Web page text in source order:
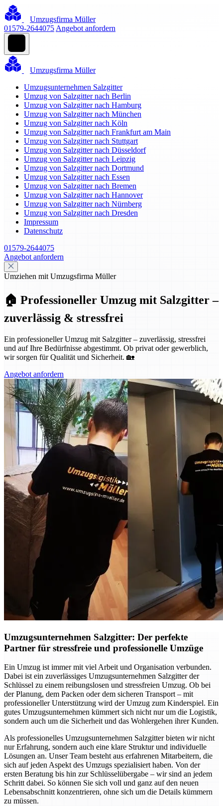
Umzugsfirma Müller
01579-2644075 Angebot anfordern
Umzugsfirma Müller
Umzugsunternehmen Salzgitter
Umzug von Salzgitter nach Berlin
Umzug von Salzgitter nach Hamburg
Umzug von Salzgitter nach München
Umzug von Salzgitter nach Köln
Umzug von Salzgitter nach Frankfurt am Main
Umzug von Salzgitter nach Stuttgart
Umzug von Salzgitter nach Düsseldorf
Umzug von Salzgitter nach Leipzig
Umzug von Salzgitter nach Dortmund
Umzug von Salzgitter nach Essen
Umzug von Salzgitter nach Bremen
Umzug von Salzgitter nach Hannover
Umzug von Salzgitter nach Nürnberg
Umzug von Salzgitter nach Dresden
Impressum
Datenschutz
01579-2644075
Angebot anfordern
Umziehen mit Umzugsfirma Müller
🏠 Professioneller Umzug mit Salzgitter –
zuverlässig & stressfrei
Ein professioneller Umzug mit Salzgitter – zuverlässig, stressfrei
und auf Ihre Bedürfnisse abgestimmt. Ob privat oder gewerblich,
wir sorgen für Qualität und Sicherheit. 🏡
Angebot anfordern
Umzugsunternehmen Salzgitter: Der perfekte
Partner für stressfreie und professionelle Umzüge
Ein Umzug ist immer mit viel Arbeit und Organisation verbunden.
Dabei ist ein zuverlässiges Umzugsunternehmen Salzgitter der
Schlüssel zu einem reibungslosen und stressfreien Umzug. Ob bei
der Planung, dem Packen oder dem sicheren Transport – mit
professioneller Unterstützung wird der Umzug zum Kinderspiel. Ein
gutes Umzugsunternehmen kümmert sich nicht nur um die Logistik,
sondern auch um die Sicherheit und das Wohlergehen ihrer Kunden.
Als professionelles Umzugsunternehmen Salzgitter bieten wir nicht
nur Erfahrung, sondern auch eine klare Struktur und individuelle
Lösungen an. Unser Team besteht aus erfahrenen Mitarbeitern, die
sich auf jeden Aspekt des Umzugs spezialisiert haben. Von der
ersten Beratung bis hin zur Schlüsselübergabe – wir sind an jedem
Schritt dabei. So können Sie sich voll und ganz auf den neuen
Lebensabschnitt konzentrieren, ohne sich um die Details kümmern
zu müssen.